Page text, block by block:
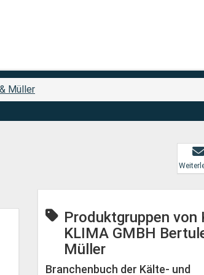
Müller
Produktgruppen von
KLIMA GMBH
Müller
Branchenbuch der Kälte- und